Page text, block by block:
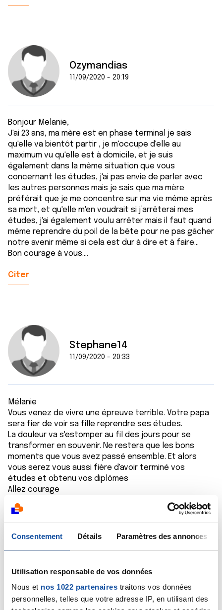
Consentement Détails Paramètres des annonces
Utilisation responsable de vos données
Nous et nos 1022 partenaires traitons vos données
personnelles, telles que votre adresse IP, en utilisant des
Ozymandias
11/09/2020 - 20:19
Bonjour Melanie,
J'ai 23 ans, ma mère est en phase terminal je sais
qu'elle va bientôt partir , je m'occupe d'elle au
maximum vu qu'elle est à domicile, et je suis
également dans la même situation que vous
concernant les études, j'ai pas envie de parler avec
les autres personnes mais je sais que ma mère
préférait que je me concentre sur ma vie même après
sa mort, et qu'elle m'en voudrait si j’arrêterai mes
études, j'ai également voulu arrêter mais il faut quand
même reprendre du poil de la bête pour ne pas gâcher
notre avenir même si cela est dur à dire et à faire...
Bon courage à vous....
Citer
Stephane14
11/09/2020 - 20:33
Mélanie
Vous venez de vivre une épreuve terrible. Votre papa
sera fier de voir sa fille reprendre ses études.
La douleur va s'estomper au fil des jours pour se
transformer en souvenir. Ne restera que les bons
moments que vous avez passé ensemble. Et alors
vous serez vous aussi fière d'avoir terminé vos
études et obtenu vos diplômes
Allez courage
Citer
delphi
14/09/2020 - 00:36